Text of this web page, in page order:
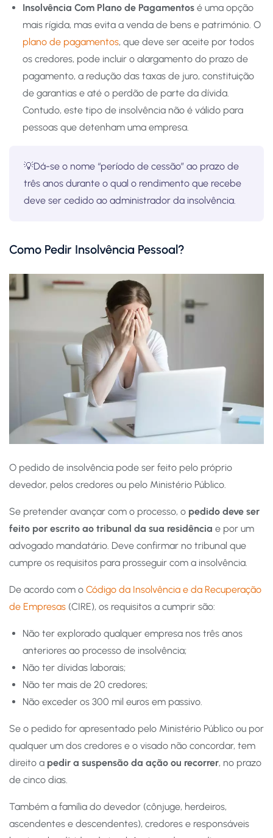
Insolvência Com Plano de Pagamentos é uma opção
mais rígida, mas evita a venda de bens e património. O
plano de pagamentos, que deve ser aceite por todos
os credores, pode incluir o alargamento do prazo de
pagamento, a redução das taxas de juro, constituição
de garantias e até o perdão de parte da dívida.
Contudo, este tipo de insolvência não é válido para
pessoas que detenham uma empresa.
💡Dá-se o nome “período de cessão” ao prazo de
três anos durante o qual o rendimento que recebe
deve ser cedido ao administrador da insolvência.
Como Pedir Insolvência Pessoal?
O pedido de insolvência pode ser feito pelo próprio
devedor, pelos credores ou pelo Ministério Público.
Se pretender avançar com o processo, o pedido deve ser
feito por escrito ao tribunal da sua residência e por um
advogado mandatário. Deve confirmar no tribunal que
cumpre os requisitos para prosseguir com a insolvência.
De acordo com o Código da Insolvência e da Recuperação
de Empresas (CIRE), os requisitos a cumprir são:
Não ter explorado qualquer empresa nos três anos
anteriores ao processo de insolvência;
Não ter dívidas laborais;
Não ter mais de 20 credores;
Não exceder os 300 mil euros em passivo.
Se o pedido for apresentado pelo Ministério Público ou por
qualquer um dos credores e o visado não concordar, tem
direito a pedir a suspensão da ação ou recorrer, no prazo
de cinco dias.
Também a família do devedor (cônjuge, herdeiros,
ascendentes e descendentes), credores e responsáveis